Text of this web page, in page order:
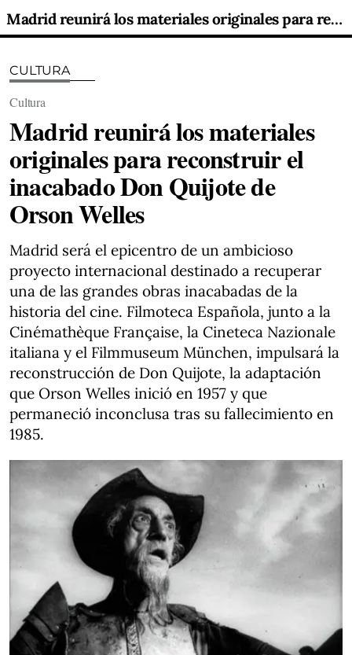
Madrid reunirá los materiales originales para reconstruir el inacabado Don Quijote de Orson Welles
CULTURA
Cultura
Madrid reunirá los materiales
originales para reconstruir el
inacabado Don Quijote de
Orson Welles
Madrid será el epicentro de un ambicioso
proyecto internacional destinado a recuperar
una de las grandes obras inacabadas de la
historia del cine. Filmoteca Española, junto a la
Cinémathèque Française, la Cineteca Nazionale
italiana y el Filmmuseum München, impulsará la
reconstrucción de Don Quijote, la adaptación
que Orson Welles inició en 1957 y que
permaneció inconclusa tras su fallecimiento en
1985.